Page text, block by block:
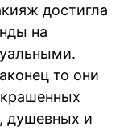
достигла
на
то они
душевных и